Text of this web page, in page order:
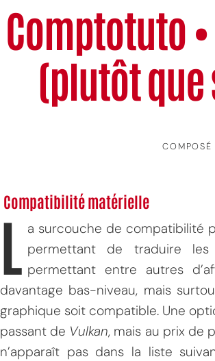
Comptotuto
(plutôt que
Compatibilité matérielle
L a surcouche de compatibilité
permettant de traduire
permettant entre autres
davantage bas-niveau, mais
graphique soit compatible. Une
passant de Vulkan, mais au prix de
n’apparaît pas dans la liste